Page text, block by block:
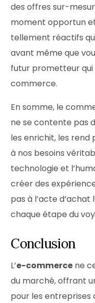
des offres sur-
moment opportun
tellement réactifs
avant même que
futur prometteur
commerce.
En somme, le
ne se contente pas
les enrichit, les rend
à nos besoins
technologie et
créer des
pas à l’acte
chaque étape du
Conclusion
L’e-commerce ne
du marché, offrant
pour les entreprises